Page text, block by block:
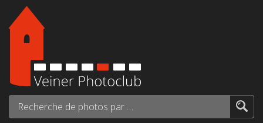
Aller au contenu principal
Recherche de photos par mots-clés...